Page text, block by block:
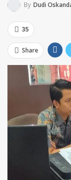
By Dudi
35
Share